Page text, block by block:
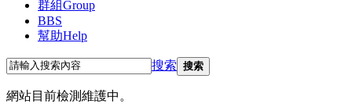
群組Group
BBS
幫助Help
搜索 搜索
網站目前檢測維護中。